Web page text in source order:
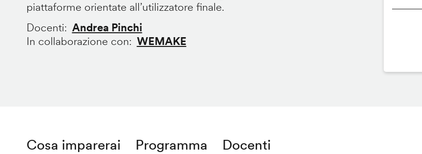
piattaforme orientate all’utilizzatore finale.
Docenti
Andrea Pinchi
In collaborazione con
WEMAKE
Cosa imparerai Programma Docenti